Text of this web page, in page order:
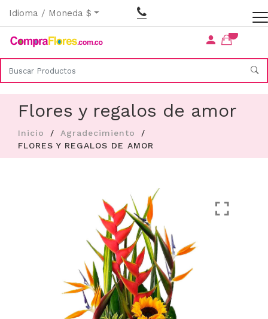
Idioma / Moneda $
Flores y regalos de amor
Inicio
Agradecimiento
FLORES Y REGALOS DE AMOR